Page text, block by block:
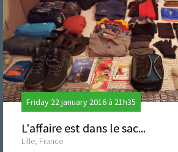
Friday 22 january 2016 à 21h35
L'affaire est dans le sac...
Lille, France